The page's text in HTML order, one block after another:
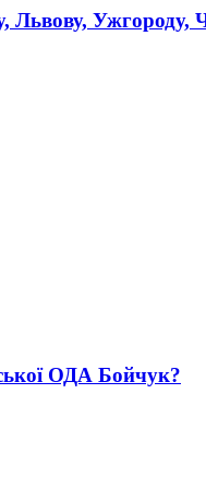
Львову, Ужгороду,
ОДА Бойчук?